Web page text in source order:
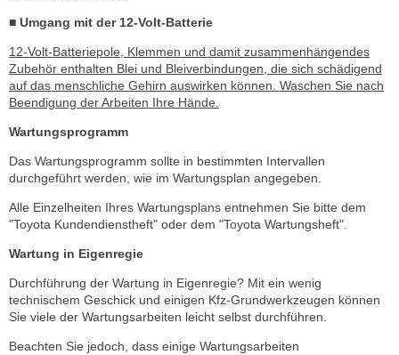
■ Umgang mit der 12-Volt-Batterie
12-Volt-Batteriepole, Klemmen und damit zusammenhängendes
Zubehör enthalten Blei und Bleiverbindungen, die sich schädigend
auf das menschliche Gehirn auswirken können. Waschen Sie nach
Beendigung der Arbeiten Ihre Hände.
Wartungsprogramm
Das Wartungsprogramm sollte in bestimmten Intervallen
durchgeführt werden, wie im Wartungsplan angegeben.
Alle Einzelheiten Ihres Wartungsplans entnehmen Sie bitte dem
"Toyota Kundendienstheft" oder dem "Toyota Wartungsheft".
Wartung in Eigenregie
Durchführung der Wartung in Eigenregie? Mit ein wenig
technischem Geschick und einigen Kfz-Grundwerkzeugen können
Sie viele der Wartungsarbeiten leicht selbst durchführen.
Beachten Sie jedoch, dass einige Wartungsarbeiten